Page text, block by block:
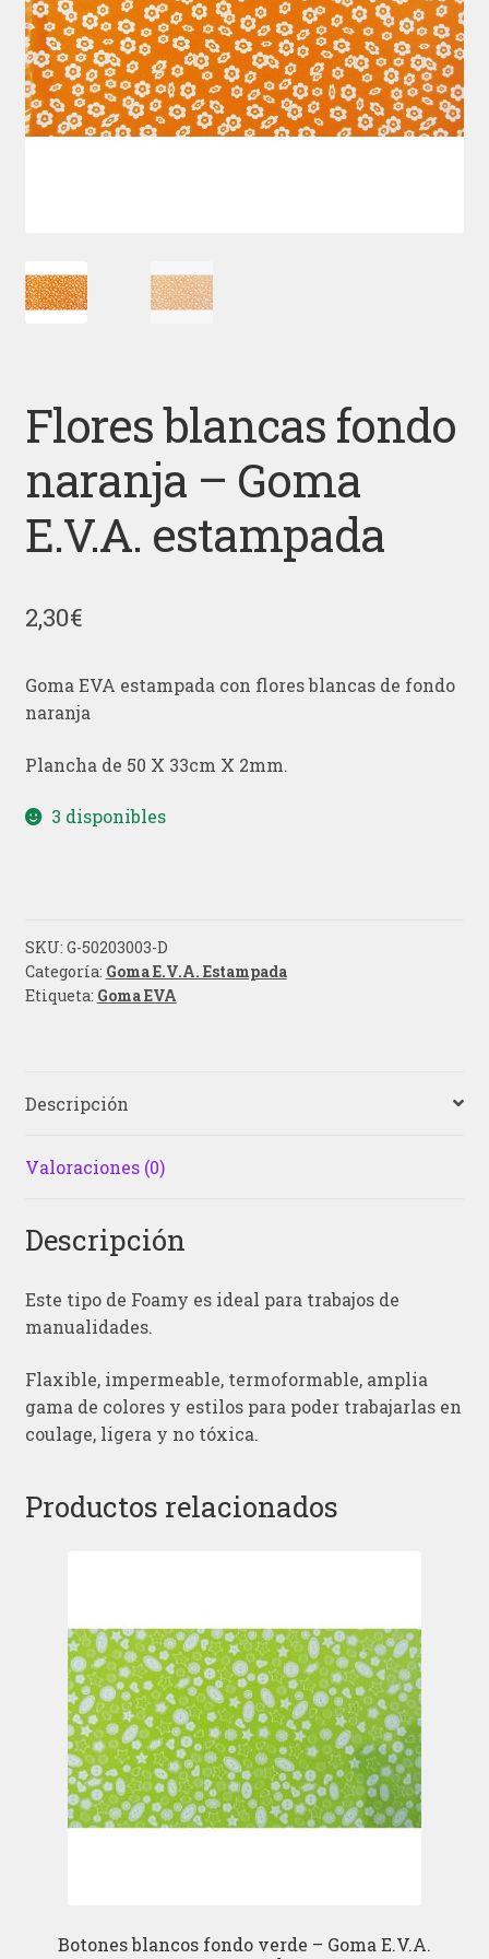
Flores blancas fondo
naranja – Goma
E.V.A. estampada
2,30€
Goma EVA estampada con flores blancas de fondo
naranja
Plancha de 50 X 33cm X 2mm.
3 disponibles
SKU: G-50203003-D
Categoría: Goma E.V.A. Estampada
Etiqueta: Goma EVA
Descripción
Valoraciones (0)
Descripción
Este tipo de Foamy es ideal para trabajos de
manualidades.
Flaxible, impermeable, termoformable, amplia
gama de colores y estilos para poder trabajarlas en
coulage, ligera y no tóxica.
Productos relacionados
Botones blancos fondo verde – Goma E.V.A.